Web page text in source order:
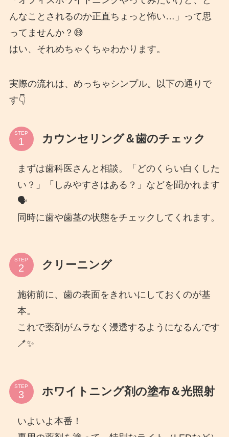
んなことされるのか正直ちょっと怖い…」って思
ってませんか？😅
はい、それめちゃくちゃわかります。
実際の流れは、めっちゃシンプル。以下の通りで
す👇
STEP カウンセリング＆歯のチェック
まずは歯科医さんと相談。「どのくらい白くした
い？」「しみやすさはある？」などを聞かれます
🗣️
同時に歯や歯茎の状態をチェックしてくれます。
STEP クリーニング
施術前に、歯の表面をきれいにしておくのが基
本。
これで薬剤がムラなく浸透するようになるんです
🪥✨
STEP ホワイトニング剤の塗布＆光照射
いよいよ本番！